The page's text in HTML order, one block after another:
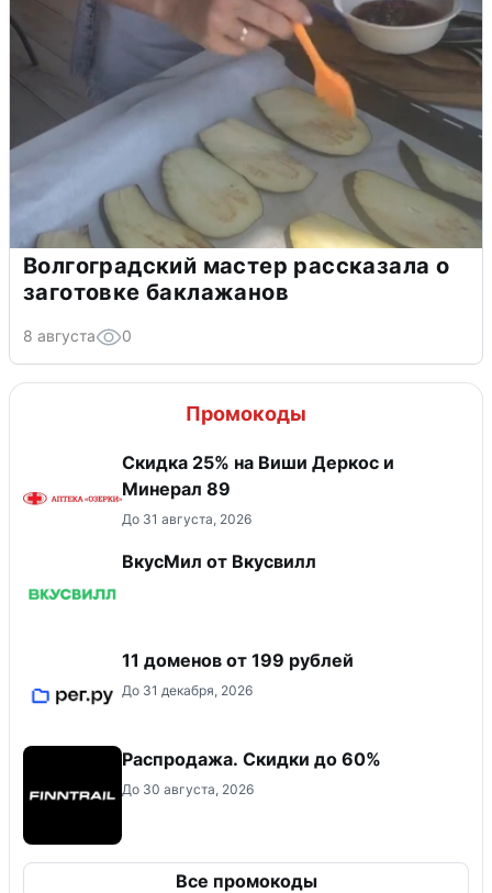
Волгоградский мастер рассказала о
заготовке баклажанов
8 августа 0
Промокоды
Скидка 25% на Виши Деркос и
Минерал 89
До 31 августа, 2026
ВкусМил от Вкусвилл
11 доменов от 199 рублей
До 31 декабря, 2026
Распродажа. Скидки до 60%
До 30 августа, 2026
Все промокоды